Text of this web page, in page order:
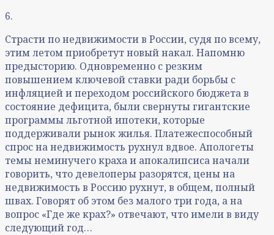
6.
Страсти по недвижимости в России, судя по всему,
этим летом приобретут новый накал. Напомню
предысторию. Одновременно с резким
повышением ключевой ставки ради борьбы с
инфляцией и переходом российского бюджета в
состояние дефицита, были свернуты гигантские
программы льготной ипотеки, которые
поддерживали рынок жилья. Платежеспособный
спрос на недвижимость рухнул вдвое. Апологеты
темы неминучего краха и апокалипсиса начали
говорить, что девелоперы разорятся, цены на
недвижимость в Россию рухнут, в общем, полный
швах. Говорят об этом без малого три года, а на
вопрос «Где же крах?» отвечают, что имели в виду
следующий год…